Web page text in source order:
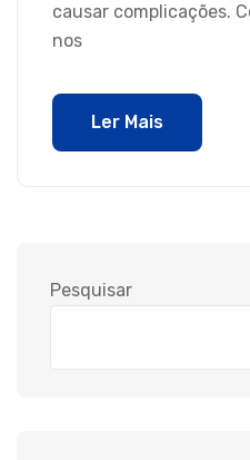
causar complicações.
nos
Ler Mais
Pesquisar